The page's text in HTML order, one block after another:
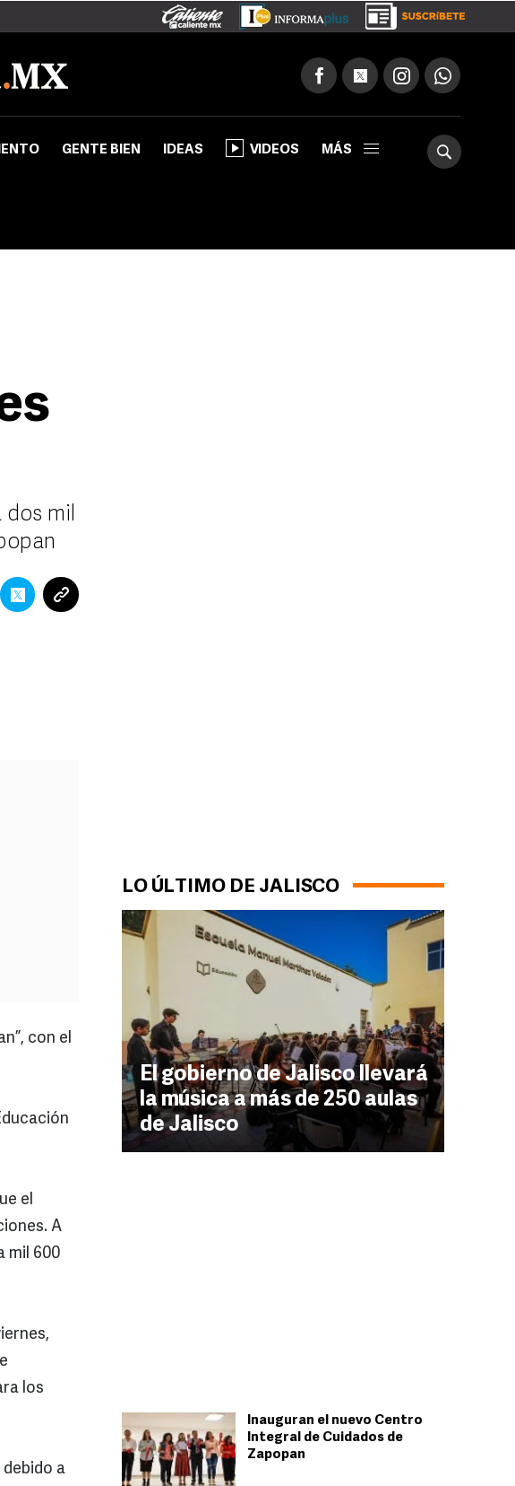
GENTE BIEN IDEAS VIDEOS MÁS
LO ÚLTIMO DE JALISCO
El gobierno de Jalisco llevará
la música a más de 250 aulas
de Jalisco
Inauguran el nuevo Centro
Integral de Cuidados de
Zapopan
dos mil
con el
el
A
mil 600
los
a